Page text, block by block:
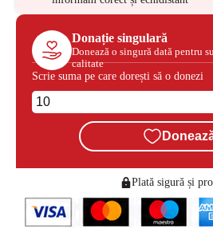
Donație singulară
Donează o singură dată pentru
calitate
Scrie suma pe care dorești să o donezi
Plată sigură și